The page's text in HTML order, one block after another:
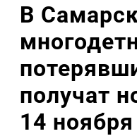
В
получат
14 ноября